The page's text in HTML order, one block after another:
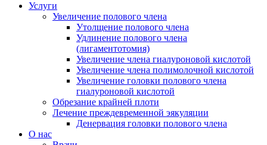
Услуги
Увеличение полового члена
Утолщение полового члена
Удлинение полового члена
(лигаментотомия)
Увеличение члена гиалуроновой кислотой
Увеличение члена полимолочной кислотой
Увеличение головки полового члена
гиалуроновой кислотой
Обрезание крайней плоти
Лечение преждевременной эякуляции
Денервация головки полового члена
О нас